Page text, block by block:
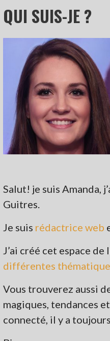
ARTICLE
QUI SUIS-JE ?
Salut! je suis Amanda,
Guitres.
Je suis rédactrice web
J’ai créé cet espace
différentes
Vous trouverez aussi
magiques, tendances
connecté, il y a